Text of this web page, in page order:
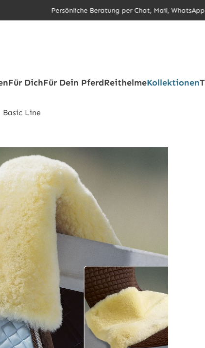
Persönliche Beratung per Chat, Mail,
Für DichFür Dein PferdReithelmeKollektionen
Basic Line